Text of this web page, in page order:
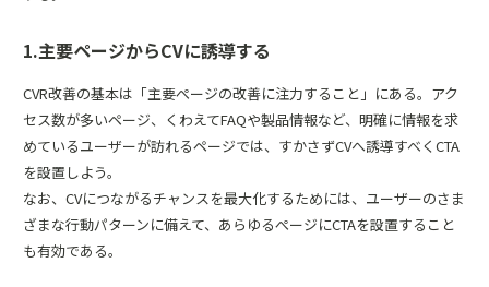
1.主要ページからCVに誘導する
CVR改善の基本は「主要ぺージの改善に注力すること」にある。アク
セス数が多いページ、くわえてFAQや製品情報など、明確に情報を求
めているユーザーが訪れるページでは、すかさずCVへ誘導すべくCTA
を設置しよう。
なお、CVにつながるチャンスを最大化するためには、ユーザーのさま
ざまな行動パターンに備えて、あらゆるぺージにCTAを設置すること
も有効である。